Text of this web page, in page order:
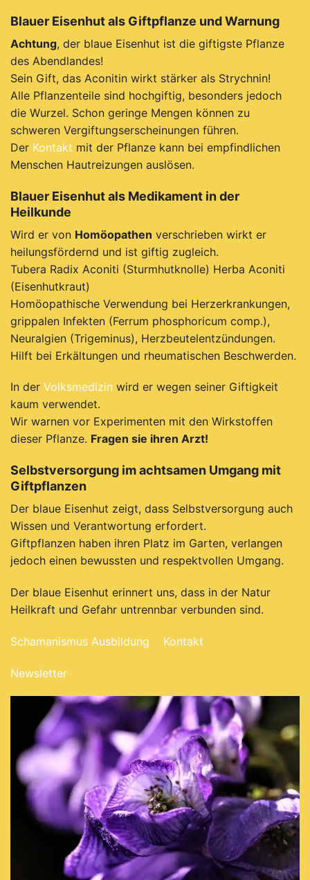
Blauer Eisenhut als Giftpflanze und Warnung
Achtung, der blaue Eisenhut ist die giftigste Pflanze
des Abendlandes!
Sein Gift, das Aconitin wirkt stärker als Strychnin!
Alle Pflanzenteile sind hochgiftig, besonders jedoch
die Wurzel. Schon geringe Mengen können zu
schweren Vergiftungserscheinungen führen.
Der Kontakt mit der Pflanze kann bei empfindlichen
Menschen Hautreizungen auslösen.
Blauer Eisenhut als Medikament in der
Heilkunde
Wird er von Homöopathen verschrieben wirkt er
heilungsfördernd und ist giftig zugleich.
Tubera Radix Aconiti (Sturmhutknolle) Herba Aconiti
(Eisenhutkraut)
Homöopathische Verwendung bei Herzerkrankungen,
grippalen Infekten (Ferrum phosphoricum comp.),
Neuralgien (Trigeminus), Herzbeutelentzündungen.
Hilft bei Erkältungen und rheumatischen Beschwerden.
In der Volksmedizin wird er wegen seiner Giftigkeit
kaum verwendet.
Wir warnen vor Experimenten mit den Wirkstoffen
dieser Pflanze. Fragen sie ihren Arzt!
Selbstversorgung im achtsamen Umgang mit
Giftpflanzen
Der blaue Eisenhut zeigt, dass Selbstversorgung auch
Wissen und Verantwortung erfordert.
Giftpflanzen haben ihren Platz im Garten, verlangen
jedoch einen bewussten und respektvollen Umgang.
Der blaue Eisenhut erinnert uns, dass in der Natur
Heilkraft und Gefahr untrennbar verbunden sind.
Schamanismus Ausbildung Kontakt
Newsletter